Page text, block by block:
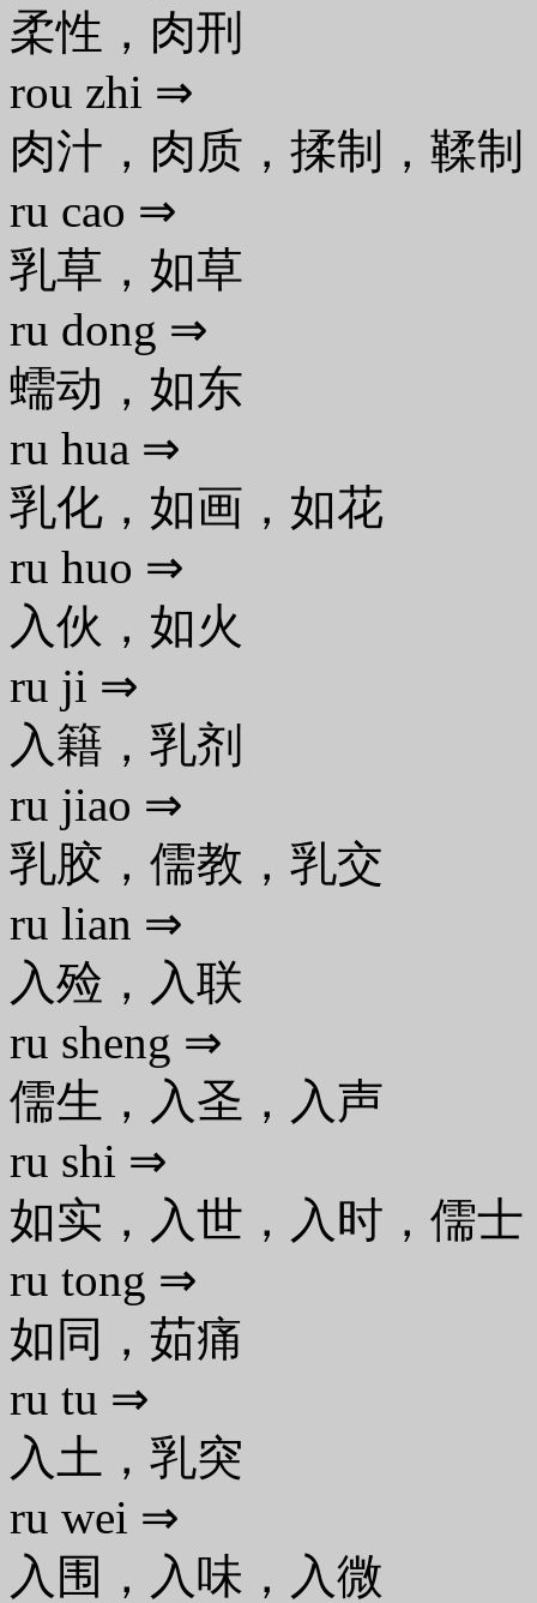
柔性，肉刑
rou zhi ⇒
肉汁，肉质，揉制，鞣
ru cao ⇒
乳草，如草
ru dong ⇒
蠕动，如东
ru hua ⇒
乳化，如画，如花
ru huo ⇒
入伙，如火
ru ji ⇒
入籍，乳剂
ru jiao ⇒
乳胶，儒教，乳交
ru lian ⇒
入殓，入联
ru sheng ⇒
儒生，入圣，入声
ru shi ⇒
如实，入世，入时，儒
ru tong ⇒
如同，茹痛
ru tu ⇒
入土，乳突
ru wei ⇒
入围，入味，入微